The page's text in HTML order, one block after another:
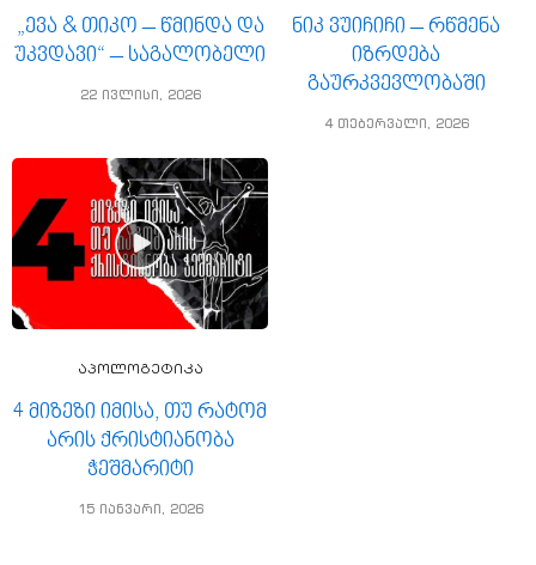
„ევა & თიკო – წმინდა და
უკვდავი“ – საგალობელი
22 ივლისი, 2026
ნიკ ვუიჩიჩი – რწმენა
იზრდება
გაურკვევლობაში
4 თებერვალი, 2026
აპოლოგეტიკა
4 მიზეზი იმისა, თუ რატომ
არის ქრისტიანობა
ჭეშმარიტი
15 იანვარი, 2026